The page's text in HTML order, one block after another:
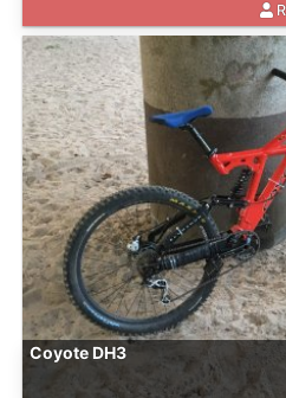
Coyote DH3